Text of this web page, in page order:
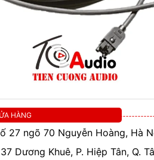
HÀNG
27 ngõ 70 Nguyễn Hoàng, Hà
Dương Khuê, P. Hiệp Tân, Q.